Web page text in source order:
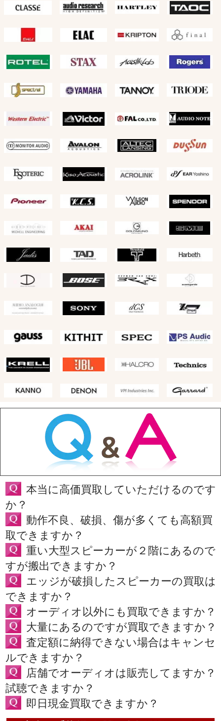
本当に高価買取していただけるのです
か？
動作不良、破損、傷が多くても高額買
取できますか？
重い大型スピーカーが２階にあるので
すが搬出できますか？
エッジが破損したスピーカーの買取は
できますか？
オーディオ以外にも買取できますか？
大量にあるのですが買取できますか？
査定額に納得できない場合はキャンセ
ルできますか？
店舗でオーディオは販売してますか？
試聴できますか？
即日現金買取できますか？